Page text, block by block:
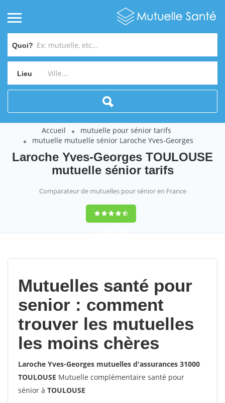
Quoi?
Lieu
Accueil
mutuelle pour sénior tarifs
mutuelle mutuelle sénior Laroche Yves-Georges
Laroche Yves-Georges TOULOUSE
mutuelle sénior tarifs
Comparateur de mutuelles pour sénior en France
9,2(100%)452
Mutuelles santé pour
senior : comment
trouver les mutuelles
les moins chères
Laroche Yves-Georges mutuelles d'assurances 31000
TOULOUSE Mutuelle complémentaire santé pour
sénior à TOULOUSE